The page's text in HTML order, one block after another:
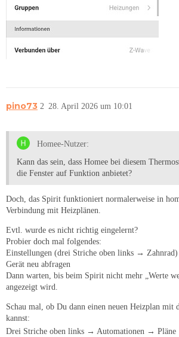
pino73 28. April 2026 um 10:01
2
Homee-Nutzer:
Kann das sein, dass Homee bei diesem
die Fenster auf Funktion anbietet?
Doch, das Spirit funktioniert normalerweise in
Verbindung mit Heizplänen.
Evtl. wurde es nicht richtig eingelernt?
Probier doch mal folgendes:
Einstellungen (drei Striche oben links →
Gerät neu abfragen
Dann warten, bis beim Spirit nicht mehr „Werte
angezeigt wird.
Schau mal, ob Du dann einen neuen Heizplan mit
kannst:
Drei Striche oben links → Automationen →